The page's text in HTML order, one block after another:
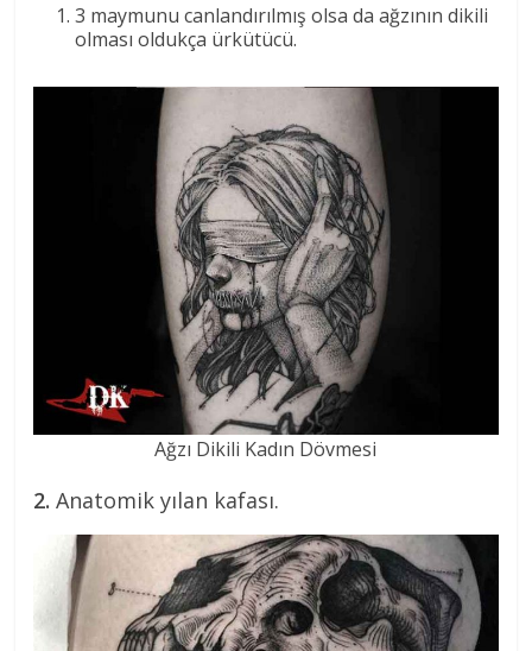
3 maymunu canlandırılmış olsa da ağzının dikili
olması oldukça ürkütücü.
Ağzı Dikili Kadın Dövmesi
2. Anatomik yılan kafası.